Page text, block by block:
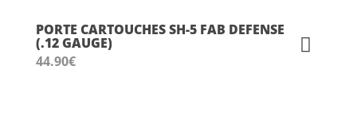
PORTE CARTOUCHES SH-5 FAB DEFENSE
(.12 GAUGE)
44.90€